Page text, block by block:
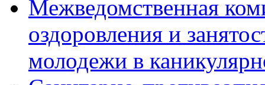
Межведомственная
оздоровления и
молодежи в